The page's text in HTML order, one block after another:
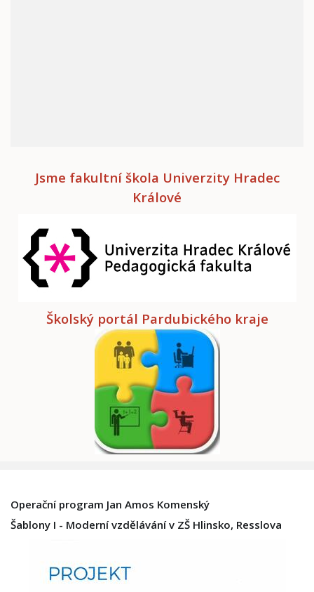
Jsme fakultní škola Univerzity Hradec
Králové
Školský portál Pardubického kraje
Operační program Jan Amos Komenský
Šablony I - Moderní vzdělávání v ZŠ Hlinsko, Resslova